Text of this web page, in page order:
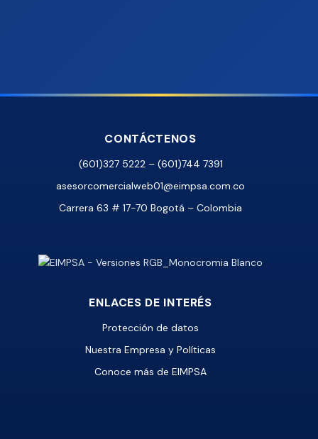
CONTÁCTENOS
(601)327 5222 – (601)744 7391
asesorcomercialweb01@eimpsa.com.co
Carrera 63 # 17-70 Bogotá – Colombia
ENLACES DE INTERÉS
Protección de datos
Nuestra Empresa y Políticas
Conoce más de EIMPSA